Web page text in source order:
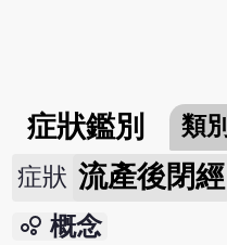
症狀鑑別 類別
症狀 流產後閉經
bubble_chart 概念